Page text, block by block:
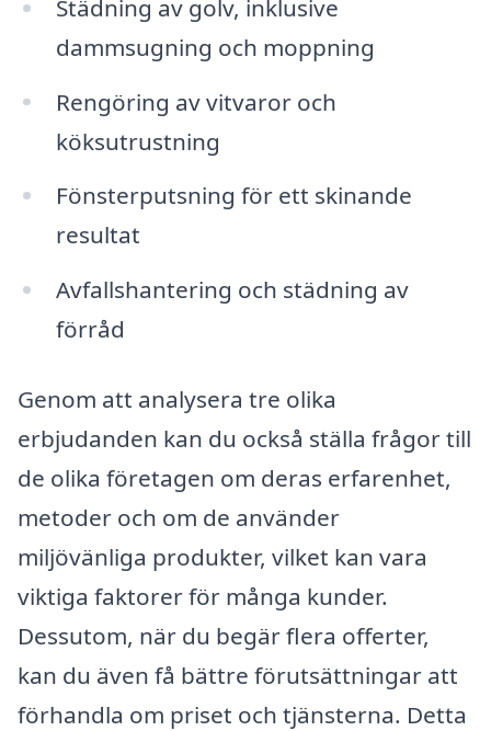
Städning av golv, inklusive
dammsugning och moppning
Rengöring av vitvaror och
köksutrustning
Fönsterputsning för ett skinande
resultat
Avfallshantering och städning av
förråd
Genom att analysera tre olika
erbjudanden kan du också ställa frågor till
de olika företagen om deras erfarenhet,
metoder och om de använder
miljövänliga produkter, vilket kan vara
viktiga faktorer för många kunder.
Dessutom, när du begär flera offerter,
kan du även få bättre förutsättningar att
förhandla om priset och tjänsterna. Detta